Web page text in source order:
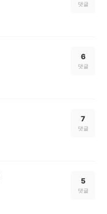
댓글
6
댓글
7
댓글
5
댓글